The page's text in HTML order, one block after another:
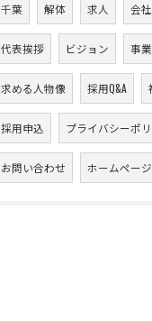
千葉 解体 求人 会
代表挨拶 ビジョン 事
求める人物像 採用Q&A
採用申込 プライバシーポ
お問い合わせ ホームページ